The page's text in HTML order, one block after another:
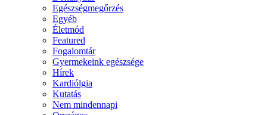
Egészségmegőrzés
Egyéb
Életmód
Featured
Fogalomtár
Gyermekeink egészsége
Hírek
Kardiólgia
Kutatás
Nem mindennapi